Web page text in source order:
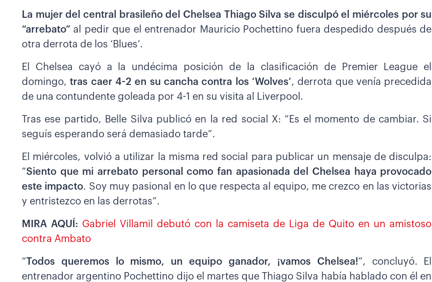
La mujer del central brasileño del Chelsea Thiago Silva se disculpó el miércoles por su
“arrebato” al pedir que el entrenador Mauricio Pochettino fuera despedido después de
otra derrota de los ‘Blues’.
El Chelsea cayó a la undécima posición de la clasificación de Premier League el
domingo, tras caer 4-2 en su cancha contra los ‘Wolves’, derrota que venía precedida
de una contundente goleada por 4-1 en su visita al Liverpool.
Tras ese partido, Belle Silva publicó en la red social X: “Es el momento de cambiar. Si
seguís esperando será demasiado tarde”.
El miércoles, volvió a utilizar la misma red social para publicar un mensaje de disculpa:
“Siento que mi arrebato personal como fan apasionada del Chelsea haya provocado
este impacto. Soy muy pasional en lo que respecta al equipo, me crezco en las victorias
y entristezco en las derrotas”.
MIRA AQUÍ: Gabriel Villamil debutó con la camiseta de Liga de Quito en un amistoso
contra Ambato
“Todos queremos lo mismo, un equipo ganador, ¡vamos Chelsea!”, concluyó. El
entrenador argentino Pochettino dijo el martes que Thiago Silva había hablado con él en